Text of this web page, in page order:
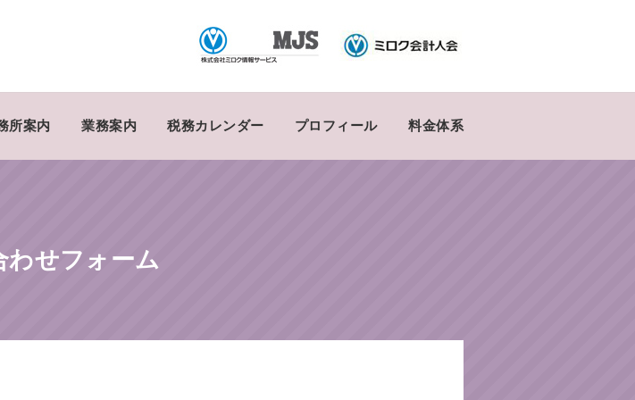
所案内 業務案内 税務カレンダー プロフィール 料金体系
わせフォーム